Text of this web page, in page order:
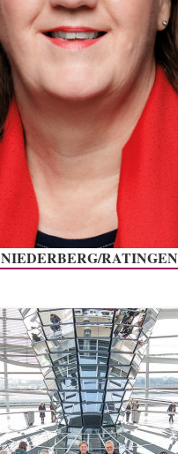
NIEDERBERG/RATINGEN